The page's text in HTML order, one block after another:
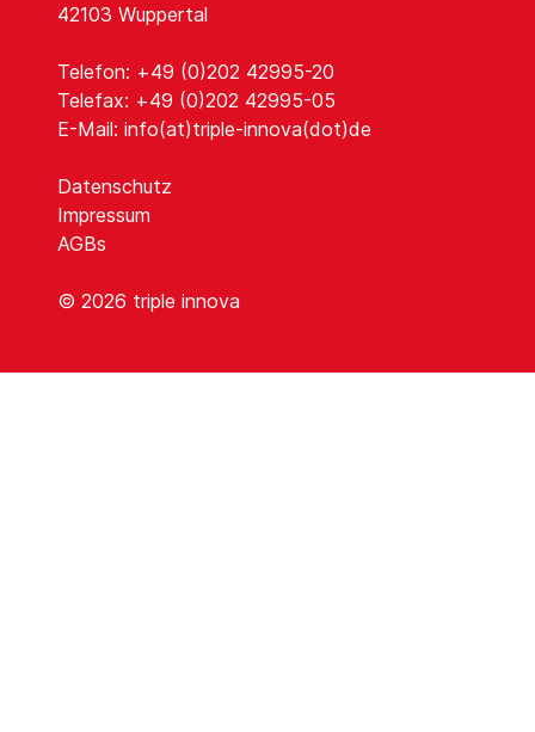
42103 Wuppertal
Telefon: +49 (0)202 42995-20
Telefax: +49 (0)202 42995-05
E-Mail: info(at)triple-innova(dot)de
Datenschutz
Impressum
AGBs
© 2026 triple innova